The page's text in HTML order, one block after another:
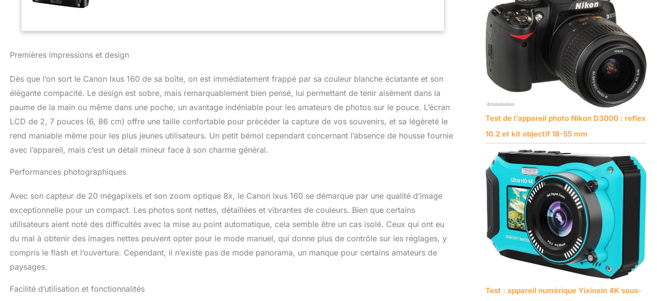
Premières impressions et design
Dès que l’on sort le Canon Ixus 160 de sa boîte, on est immédiatement frappé par sa couleur blanche éclatante et son
élégante compacité. Le design est sobre, mais remarquablement bien pensé, lui permettant de tenir aisément dans la
paume de la main ou même dans une poche, un avantage indéniable pour les amateurs de photos sur le pouce. L’écran
LCD de 2, 7 pouces (6, 86 cm) offre une taille confortable pour précéder la capture de vos souvenirs, et sa légèreté le
rend maniable même pour les plus jeunes utilisateurs. Un petit bémol cependant concernant l’absence de housse fournie
avec l’appareil, mais c’est un détail mineur face à son charme général.
Performances photographiques
Avec son capteur de 20 mégapixels et son zoom optique 8x, le Canon Ixus 160 se démarque par une qualité d’image
exceptionnelle pour un compact. Les photos sont nettes, détaillées et vibrantes de couleurs. Bien que certains
utilisateurs aient noté des difficultés avec la mise au point automatique, cela semble être un cas isolé. Ceux qui ont eu
du mal à obtenir des images nettes peuvent opter pour le mode manuel, qui donne plus de contrôle sur les réglages, y
compris le flash et l’ouverture. Cependant, il n’existe pas de mode panorama, un manque pour certains amateurs de
paysages.
Facilité d’utilisation et fonctionnalités
Test de l’appareil photo Nikon D3000 : reflex
10.2 et kit objectif 18-55 mm
Test : appareil numérique Yixinxin 4K sous-